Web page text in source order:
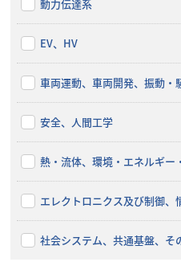
動力伝達系
EV、HV
車両運動、車両開発、振動・
安全、人間工学
熱・流体、環境・エネルギー
エレクトロニクス及び制御
社会システム、共通基盤、そ